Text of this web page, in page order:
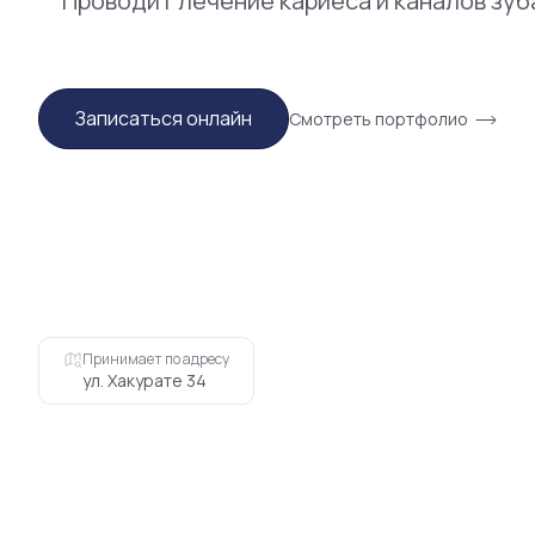
Записаться онлайн Смотреть портфолио
Принимает по адресу
ул. Хакурате 34